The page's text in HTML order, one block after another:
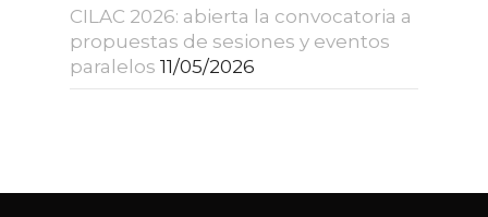
CILAC 2026: abierta la convocatoria a
propuestas de sesiones y eventos
paralelos 11/05/2026